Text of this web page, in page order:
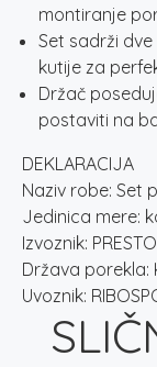
montiranje
Set sadrži
kutije za
Držač
postaviti na
DEKLARACIJA
Naziv robe: Set
Jedinica mere:
Izvoznik:
Država porekla:
Uvoznik: